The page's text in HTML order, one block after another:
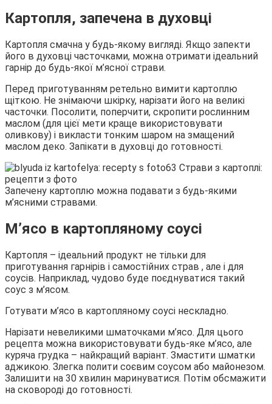
Картопля, запечена в духовці
Картопля смачна у будь-якому вигляді. Якщо запекти
його в духовці часточками, можна отримати ідеальний
гарнір до будь-якої м’ясної страви.
Перед приготуванням ретельно вимити картоплю
щіткою. Не знімаючи шкірку, нарізати його на великі
часточки. Посолити, поперчити, скропити рослинним
маслом (для цієї мети краще використовувати
оливкову) і викласти тонким шаром на змащений
маслом деко. Запікати в духовці до готовності.
Запечену картоплю можна подавати з будь-якими
м’ясними стравами.
М’ясо в картопляному соусі
Картопля – ідеальний продукт не тільки для
приготування гарнірів і самостійних страв , але і для
соусів. Наприклад, чудово буде поєднуватися такий
соус з м’ясом.
Готувати м’ясо в картопляному соусі нескладно.
Нарізати невеликими шматочками м’ясо. Для цього
рецепта можна використовувати будь-яке м’ясо, але
куряча грудка – найкращий варіант. Змастити шматки
аджикою. Злегка полити соєвим соусом або майонезом.
Залишити на 30 хвилин маринуватися. Потім обсмажити
на сковороді до готовності.